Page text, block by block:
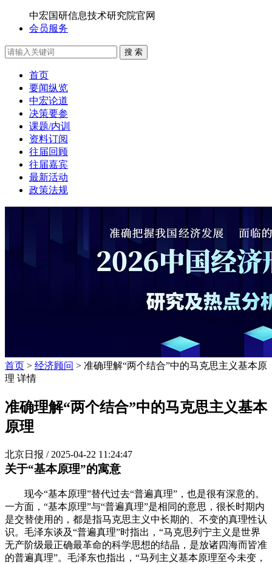
中宏国研信息技术研究院官网
会员服务
搜 索
首页
要闻纵览
中宏论道
决策要参
课题/内训
资料订阅
往届回顾
往届嘉宾
最新活动
政策法规
首页 > 经济顾问 > 准确理解“两个结合”中的马克思主义基本原
理 详情
准确理解“两个结合”中的马克思主义基本
原理
北京日报 / 2025-04-22 11:24:47
关于“基本原理”的寓意
现今“基本原理”替代过去“普遍真理”，也是很有深意的。
一方面，“基本原理”与“普遍真理”是相同的意思，很长时期内
是交替使用的，都是指马克思主义中长期的、不变的真理性认
识。毛泽东谈及“普遍真理”时指出，“马克思列宁主义是世界
无产阶级最正确最革命的科学思想的结晶，是放诸四海而皆准
的普遍真理”。毛泽东也指出，“马列主义基本原理至今未变，